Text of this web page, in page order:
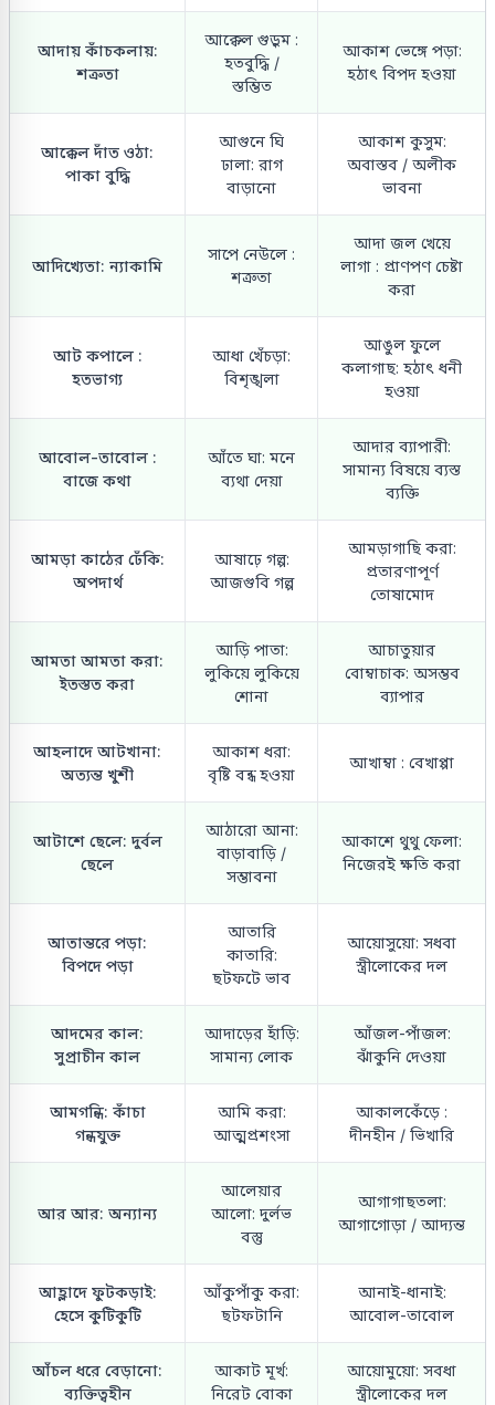
আদায় কাঁচকলায়:
শত্রুতা
আক্কেল গুড়ুম :
হতবুদ্ধি /
স্তম্ভিত
আকাশ ভেঙ্গে পড়া:
হঠাৎ বিপদ হওয়া
আক্কেল দাঁত ওঠা:
পাকা বুদ্ধি
আগুনে ঘি
ঢালা: রাগ
বাড়ানো
আকাশ কুসুম:
অবাস্তব / অলীক
ভাবনা
আদিখ্যেতা: ন্যাকামি
সাপে নেউলে :
শত্রুতা
আদা জল খেয়ে
লাগা : প্রাণপণ চেষ্টা
করা
আট কপালে :
হতভাগ্য
আধা খেঁচড়া:
বিশৃঙ্খলা
আঙুল ফুলে
কলাগাছ: হঠাৎ ধনী
হওয়া
আবোল-তাবোল :
বাজে কথা
আঁতে ঘা: মনে
ব্যথা দেয়া
আদার ব্যাপারী:
সামান্য বিষয়ে ব্যস্ত
ব্যক্তি
আমড়া কাঠের ঢেঁকি:
অপদার্থ
আষাঢ়ে গল্প:
আজগুবি গল্প
আমড়াগাছি করা:
প্রতারণাপূর্ণ
তোষামোদ
আমতা আমতা করা:
ইতস্তত করা
আড়ি পাতা:
লুকিয়ে লুকিয়ে
শোনা
আচাতুয়ার
বোম্বাচাক: অসম্ভব
ব্যাপার
আহলাদে আটখানা:
অত্যন্ত খুশী
আকাশ ধরা:
বৃষ্টি বন্ধ হওয়া
আখাম্বা : বেখাপ্পা
আটাশে ছেলে: দুর্বল
ছেলে
আঠারো আনা:
বাড়াবাড়ি /
সম্ভাবনা
আকাশে থুথু ফেলা:
নিজেরই ক্ষতি করা
আতান্তরে পড়া:
বিপদে পড়া
আতারি
কাতারি:
ছটফটে ভাব
আয়োসুয়ো: সধবা
স্ত্রীলোকের দল
আদমের কাল:
সুপ্রাচীন কাল
আদাড়ের হাঁড়ি:
সামান্য লোক
আঁজল-পাঁজল:
ঝাঁকুনি দেওয়া
আমগন্ধি: কাঁচা
গন্ধযুক্ত
আমি করা:
আত্মপ্রশংসা
আকালকেঁড়ে :
দীনহীন / ভিখারি
আর আর: অন্যান্য
আলেয়ার
আলো: দুর্লভ
বস্তু
আগাগাছতলা:
আগাগোড়া / আদ্যন্ত
আহ্লাদে ফুটকড়াই:
হেসে কুটিকুটি
আঁকুপাঁকু করা:
ছটফটানি
আনাই-ধানাই:
আবোল-তাবোল
আঁচল ধরে বেড়ানো:
ব্যক্তিত্বহীন
আকাট মূর্খ:
নিরেট বোকা
আয়োমুয়ো: সবধা
স্ত্রীলোকের দল